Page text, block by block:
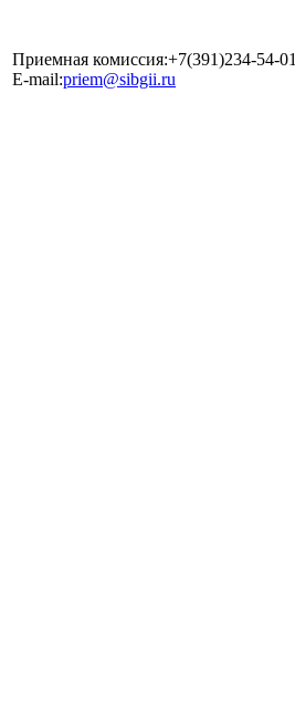
Приемная комиссия:+7(391)234-54-01
E-mail:priem@sibgii.ru